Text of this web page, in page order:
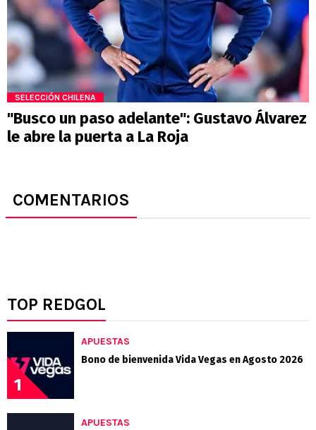
SELECCIÓN CHILENA
"Busco un paso adelante": Gustavo Álvarez
le abre la puerta a La Roja
COMENTARIOS
TOP REDGOL
1
APUESTAS
Bono de bienvenida Vida Vegas en Agosto 2026
APUESTAS